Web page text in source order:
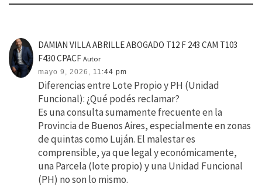
DAMIAN VILLA ABRILLE ABOGADO T12 F 243 CAM T103
F430 CPACF Autor
mayo 9, 2026, 11:44 pm
Diferencias entre Lote Propio y PH (Unidad
Funcional): ¿Qué podés reclamar?
Es una consulta sumamente frecuente en la
Provincia de Buenos Aires, especialmente en zonas
de quintas como Luján. El malestar es
comprensible, ya que legal y económicamente,
una Parcela (lote propio) y una Unidad Funcional
(PH) no son lo mismo.